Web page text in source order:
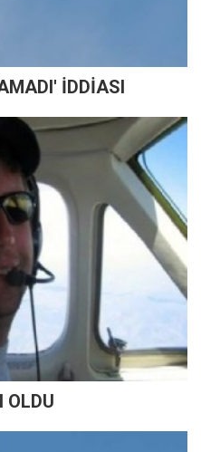
İDDİASI
OLDU